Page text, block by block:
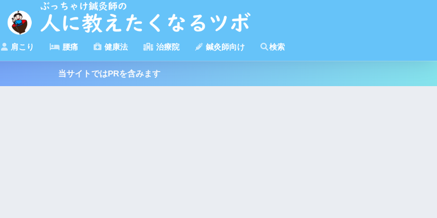
肩こり 腰痛 健康法 治療院 鍼灸師向け 検索
当サイトではPRを含みます